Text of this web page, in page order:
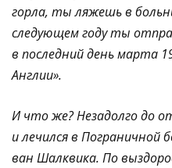
горла, ты ляжешь в
следующем году ты
в последний день марта
Англии».
И что же? Незадолго до
и лечился в Пограничной
ван Шалквика. По